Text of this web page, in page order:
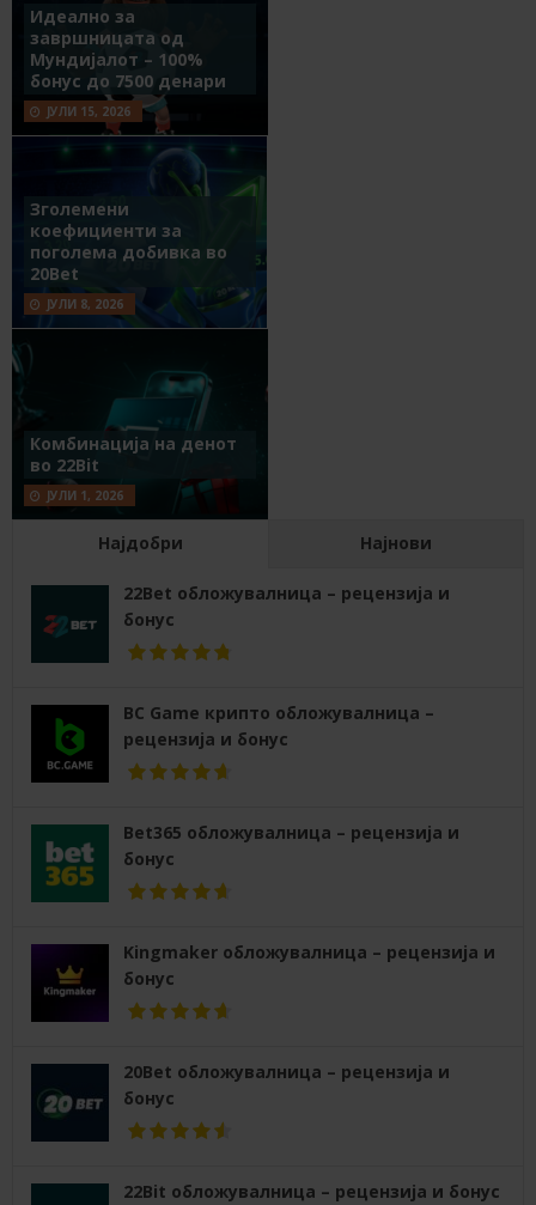
Идеално за
завршницата од
Мундијалот – 100%
бонус до 7500 денари
ЈУЛИ 15, 2026
Зголемени
коефициенти за
поголема добивка во
20Bet
ЈУЛИ 8, 2026
Комбинација на денот
во 22Bit
ЈУЛИ 1, 2026
Најдобри Најнови
22Bet обложувалница – рецензија и
бонус
BC Game крипто обложувалница –
рецензија и бонус
Bet365 обложувалница – рецензија и
бонус
Kingmaker обложувалница – рецензија и
бонус
20Bet обложувалница – рецензија и
бонус
22Bit обложувалница – рецензија и бонус